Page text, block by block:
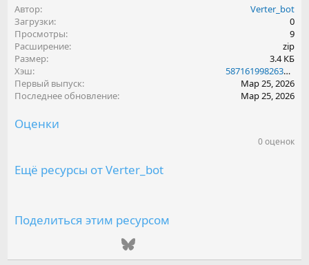
Автор
Verter_bot
Загрузки
0
Просмотры
9
Расширение
zip
Размер
3.4 КБ
Хэш
587161998263be605a02600eb1b63f26
Первый выпуск
Мар 25, 2026
Последнее обновление
Мар 25, 2026
Оценки
0
0
з
д
)
0 оценок
Ещё ресурсы от Verter_bot
Поделиться этим ресурсом
Одноклассники
TelegramBluesky